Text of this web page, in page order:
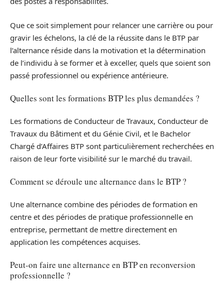
Que ce soit simplement pour relancer une carrière ou pour
gravir les échelons, la clé de la réussite dans le BTP par
l’alternance réside dans la motivation et la détermination
de l’individu à se former et à exceller, quels que soient son
passé professionnel ou expérience antérieure.
Quelles sont les formations BTP les plus demandées ?
Les formations de Conducteur de Travaux, Conducteur de
Travaux du Bâtiment et du Génie Civil, et le Bachelor
Chargé d’Affaires BTP sont particulièrement recherchées en
raison de leur forte visibilité sur le marché du travail.
Comment se déroule une alternance dans le BTP ?
Une alternance combine des périodes de formation en
centre et des périodes de pratique professionnelle en
entreprise, permettant de mettre directement en
application les compétences acquises.
Peut-on faire une alternance en BTP en reconversion
professionnelle ?